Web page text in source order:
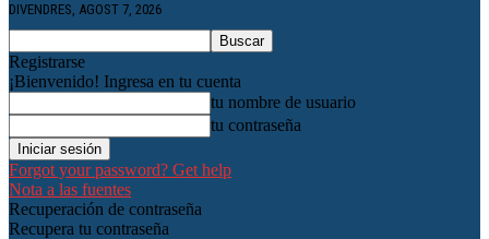
DIVENDRES, AGOST 7, 2026
Registrarse
¡Bienvenido! Ingresa en tu cuenta
tu nombre de usuario
tu contraseña
Forgot your password? Get help
Nota a las fuentes
Recuperación de contraseña
Recupera tu contraseña